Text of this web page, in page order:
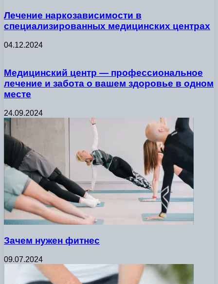
Лечение наркозависимости в
специализированных медицинских центрах
04.12.2024
Медицинский центр — профессиональное
лечение и забота о вашем здоровье в одном
месте
24.09.2024
Зачем нужен фитнес
09.07.2024